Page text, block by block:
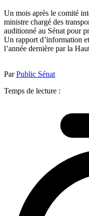
Un mois après le comité
ministre chargé des
auditionné au Sénat pour
Un rapport d’information
l’année dernière par la
ParPublic Sénat
Temps de lecture :